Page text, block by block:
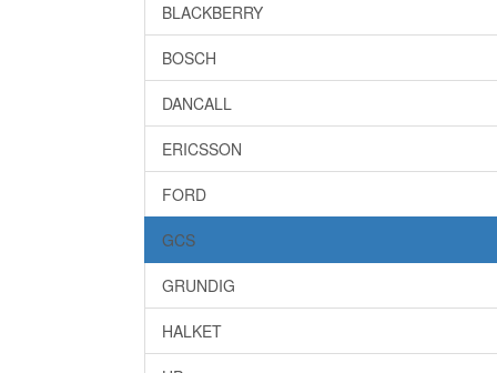
BLACKBERRY
BOSCH
DANCALL
ERICSSON
FORD
GCS
GRUNDIG
HALKET